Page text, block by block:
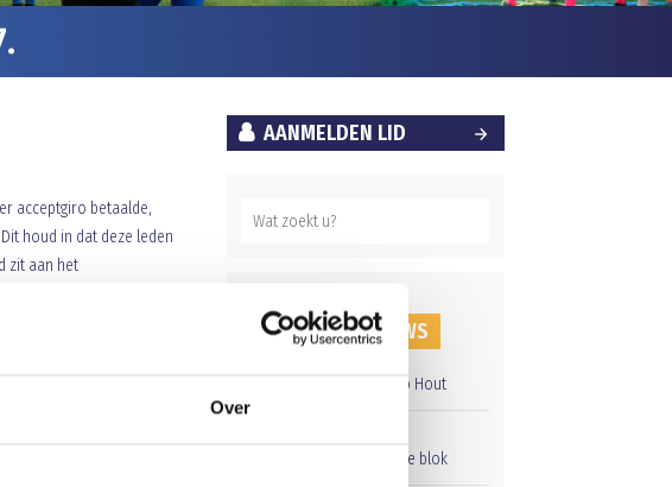
Over
acceptgiro betaalde,
houd in dat deze leden
zit aan het
bedrag ook zelf
AANMELDEN LID
RECENT NIEUWS
Overwinning op Mierlo Hout
oefenwedstrijd tweede blok